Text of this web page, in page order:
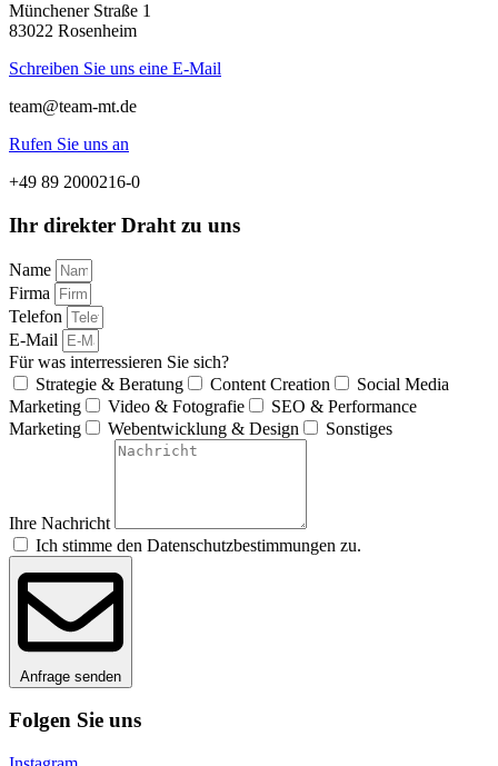
Münchener Straße 1
83022 Rosenheim
Schreiben Sie uns eine E-Mail
team@team-mt.de
Rufen Sie uns an
+49 89 2000216-0
Ihr direkter Draht zu uns
Name
Firma
Telefon
E-Mail
Für was interressieren Sie sich?
Strategie & Beratung
Content Creation
Social Media
Marketing
Video & Fotografie
SEO & Performance
Marketing
Webentwicklung & Design Sonstiges
Ihre Nachricht
Ich stimme den Datenschutzbestimmungen zu.
Anfrage senden
Folgen Sie uns